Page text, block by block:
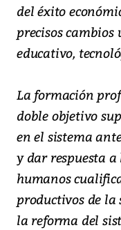
del éxito
precisos
educativo,
La formación
doble objetivo
en el sistema
y dar respuesta a
humanos
productivos de la
la reforma del